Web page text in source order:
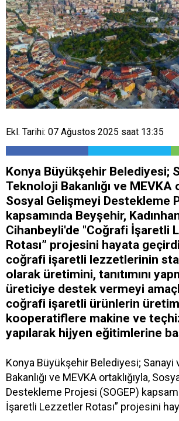
Ekl. Tarihi: 07 Ağustos 2025 saat 13:35
Konya Büyükşehir Belediyesi;
Teknoloji Bakanlığı ve MEVKA
Sosyal Gelişmeyi Destekleme
kapsamında Beyşehir,
Cihanbeyli'de "Coğrafi İşaretli
Rotası” projesini hayata
coğrafi işaretli lezzetlerinin
olarak üretimini, tanıtımını
üreticiye destek vermeyi
coğrafi işaretli ürünlerin
kooperatiflere makine ve
yapılarak hijyen eğitimlerine
Konya Büyükşehir Belediyesi; Sanayi
Bakanlığı ve MEVKA ortaklığıyla,
Destekleme Projesi (SOGEP)
İşaretli Lezzetler Rotası” projesini